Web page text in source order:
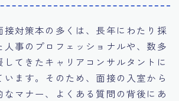
接対策本の多くは、長年にわたり採
人事のプロフェッショナルや、数多
してきたキャリアコンサルタントに
います。そのため、面接の入室から
マナー、よくある質問の背後にあ